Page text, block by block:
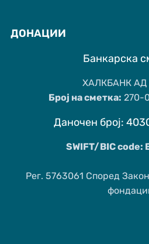
ДОНАЦИИ
Банкарска
ХАЛКБАНК АД
Број на сметка: 270-
Даночен број:
SWIFT/BIC code:
Рег. 5763061 Според